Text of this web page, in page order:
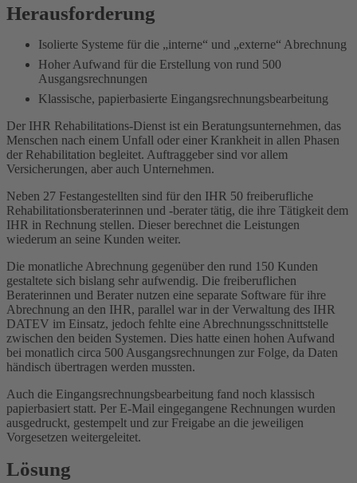
Herausforderung
Isolierte Systeme für die „interne“ und „externe“ Abrechnung
Hoher Aufwand für die Erstellung von rund 500
Ausgangsrechnungen
Klassische, papierbasierte Eingangsrechnungsbearbeitung
Der IHR Rehabilitations-Dienst ist ein Beratungsunternehmen, das
Menschen nach einem Unfall oder einer Krankheit in allen Phasen
der Rehabilitation begleitet. Auftraggeber sind vor allem
Versicherungen, aber auch Unternehmen.
Neben 27 Festangestellten sind für den IHR 50 freiberufliche
Rehabilitationsberaterinnen und -berater tätig, die ihre Tätigkeit dem
IHR in Rechnung stellen. Dieser berechnet die Leistungen
wiederum an seine Kunden weiter.
Die monatliche Abrechnung gegenüber den rund 150 Kunden
gestaltete sich bislang sehr aufwendig. Die freiberuflichen
Beraterinnen und Berater nutzen eine separate Software für ihre
Abrechnung an den IHR, parallel war in der Verwaltung des IHR
DATEV im Einsatz, jedoch fehlte eine Abrechnungsschnittstelle
zwischen den beiden Systemen. Dies hatte einen hohen Aufwand
bei monatlich circa 500 Ausgangsrechnungen zur Folge, da Daten
händisch übertragen werden mussten.
Auch die Eingangsrechnungsbearbeitung fand noch klassisch
papierbasiert statt. Per E-Mail eingegangene Rechnungen wurden
ausgedruckt, gestempelt und zur Freigabe an die jeweiligen
Vorgesetzen weitergeleitet.
Lösung